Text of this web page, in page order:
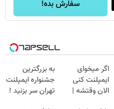
سفارش بده!
اگر میخوای
ایمپلنت کنی
الان وقتشه |
به بزرگترین
جشنواره ایمپلنت
تهران سر بزنید !